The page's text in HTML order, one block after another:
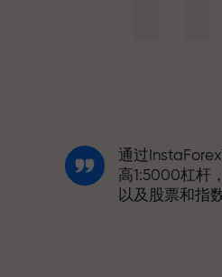
通过
高1:5000杠杆
以及股票和指